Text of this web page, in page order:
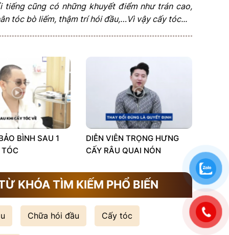
tiếng cũng có những khuyết điểm như trán cao,
tóc bò liếm, thậm trí hói đầu,…Vì vậy cấy tóc...
BÌNH SAU 1
DIỄN VIÊN TRỌNG HƯNG
CẤY RÂU QUAI NÓN
KHÓA TÌM KIẾM PHỔ BIẾN
Chữa hói đầu Cấy tóc